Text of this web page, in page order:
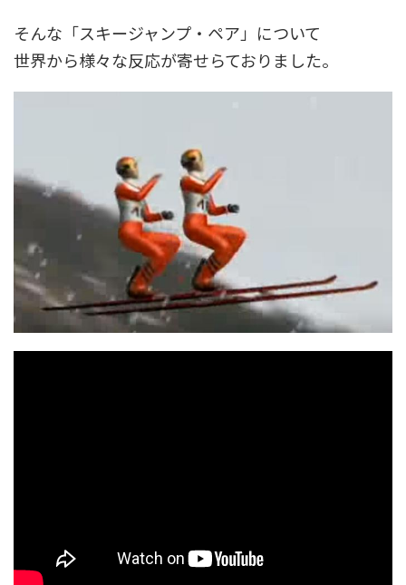
そんな「スキージャンプ・ペア」について
世界から様々な反応が寄せらておりました。